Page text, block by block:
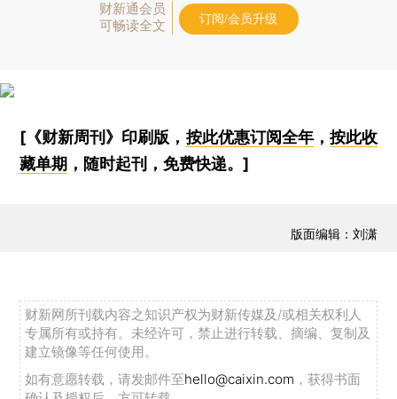
财新通会员
可畅读全文
订阅/会员升级
[《财新周刊》印刷版， 按此优惠订阅全年， 按此收
藏单期 ，随时起刊，免费快递。]
版面编辑：刘潇
财新网所刊载内容之知识产权为财新传媒及/或相关权利人
专属所有或持有。未经许可，禁止进行转载、摘编、复制及
建立镜像等任何使用。
如有意愿转载，请发邮件至hello@caixin.com ，获得书面